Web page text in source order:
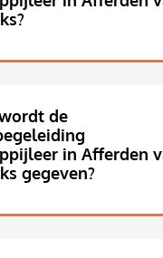
de
in Afferden
gegeven?